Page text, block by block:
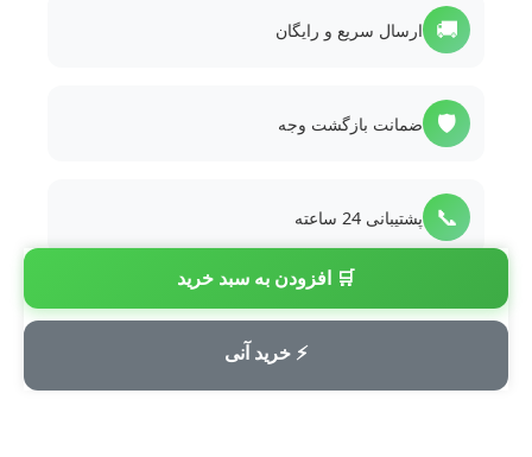
🛒 افزودن به سبد خرید
⚡ خرید آنی
🚚 ارسال سریع و رایگان
🛡️ ضمانت بازگشت وجه
📞 پشتیبانی 24 ساعته
💳 پرداخت امن